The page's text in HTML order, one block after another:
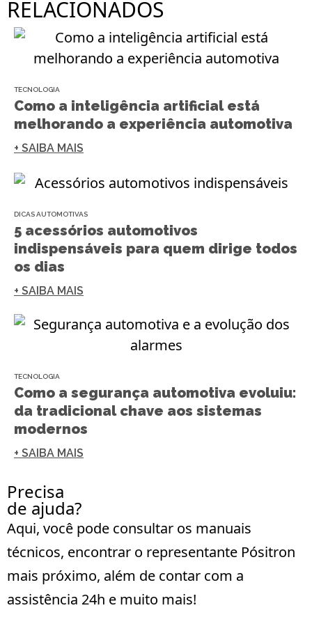
RELACIONADOS
TECNOLOGIA
Como a inteligência artificial está
melhorando a experiência automotiva
+ SAIBA MAIS
DICAS AUTOMOTIVAS
5 acessórios automotivos
indispensáveis para quem dirige todos
os dias
+ SAIBA MAIS
TECNOLOGIA
Como a segurança automotiva evoluiu:
da tradicional chave aos sistemas
modernos
+ SAIBA MAIS
Precisa
de ajuda?
Aqui, você pode consultar os manuais
técnicos, encontrar o representante Pósitron
mais próximo, além de contar com a
assistência 24h e muito mais!